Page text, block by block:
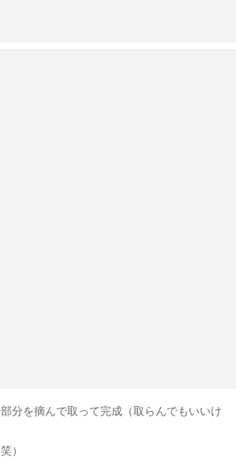
分を摘んで取って完成（取らんでもいいけ
）